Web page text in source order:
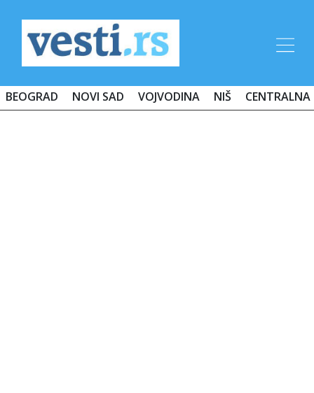
BEOGRAD NOVI SAD VOJVODINA NIŠ CENTRALNA